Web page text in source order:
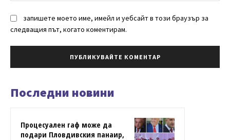
запишете моето име, имейл и уебсайт в този браузър за
следващия път, когато коментирам.
Последни новини
Процесуален гаф може да
подари Пловдивския панаир,